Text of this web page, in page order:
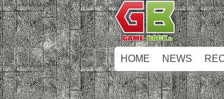
HOME NEWS